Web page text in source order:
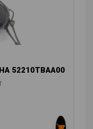
52210TBAA00